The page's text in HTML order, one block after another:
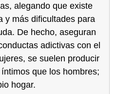
alegando que existe
y más dificultades para
De hecho, aseguran
adictivas con el
se suelen producir
que los hombres;
hogar.